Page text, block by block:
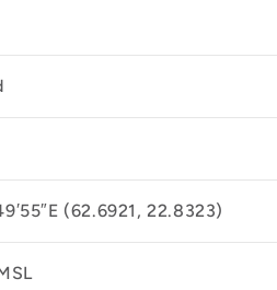
(62.6921, 22.8323)